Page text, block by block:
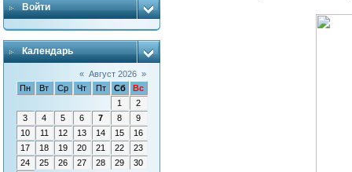
Войти
Календарь
« Август 2026 »
Пн
Вт Ср Чт Пт Сб
Вс
1
2
3
4 5 6 7 8
9
10
11 12 13 14 15
16
17
18 19 20 21 22
23
24
25 26 27 28 29
30